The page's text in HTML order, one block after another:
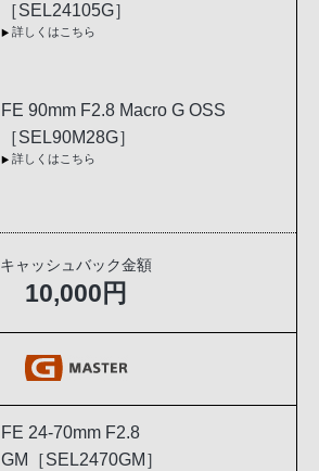
［SEL24105G］
詳しくはこちら
FE 90mm F2.8 Macro G OSS
［SEL90M28G］
詳しくはこちら
キャッシュバック金額
10,000円
FE 24-70mm F2.8
GM［SEL2470GM］